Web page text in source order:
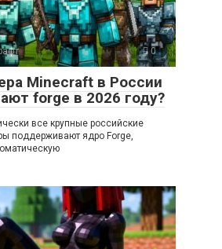
0
Minecraft в России
forge в 2026 году?
все крупные российские
поддерживают ядро Forge,